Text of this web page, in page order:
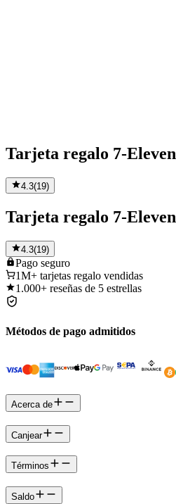
Tarjeta regalo 7-Eleven
4.3(19)
Tarjeta regalo 7-Eleven
4.3(19)
Pago seguro
1M+ tarjetas regalo vendidas
1.000+ reseñas de 5 estrellas
Métodos de pago admitidos
Acerca de
Canjear
Términos
Saldo